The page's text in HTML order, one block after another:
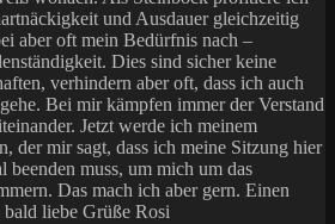
und Ausdauer gleichzeitig
aber oft mein Bedürfnis nach –
Dies sind sicher keine
verhindern aber oft, dass ich auch
Bei mir kämpfen immer der Verstand
Jetzt werde ich meinem
der mir sagt, dass ich meine Sitzung hier
beenden muss, um mich um das
Das mach ich aber gern. Einen
liebe Grüße Rosi